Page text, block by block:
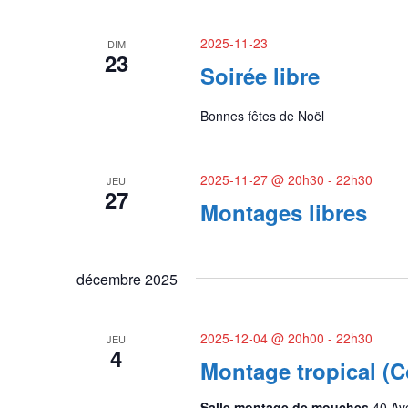
DIM
23 Soirée libre
2025-11-23
Bonnes fêtes de Noël
JEU
27 Montages libres
2025-11-27 @ 20h30 - 22h30
décembre 2025
JEU
4 Montage tropical
2025-12-04 @ 20h00 - 22h30